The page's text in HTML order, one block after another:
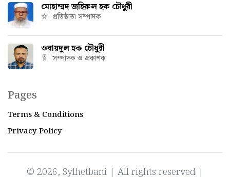
মোহাম্মদ জহিরুল হক চৌধুরী
প্রতিষ্ঠাতা সম্পাদক
ওবায়দুল হক চৌধুরী
সম্পাদক ও প্রকাশক
Pages
Terms & Conditions
Privacy Policy
© 2026, Sylhetbani | All rights reserved |